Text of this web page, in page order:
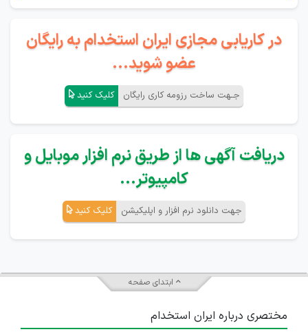
در کاریابی مجازی ایران استخدام به رایگان
عضو شوید...
جـهت ساخت رزومه کاری رایگان کلیک کنید
دریافت آگهی ها از طریق نرم افزار موبایل و
کامپیوتر...
جهت دانلود نرم افزار و اپلیکیشن کلیک کنید
ابتدای صفحه
مختصری درباره ایران استخدام